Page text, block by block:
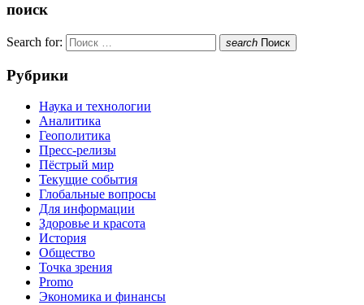
поиск
Search for: search Поиск
Рубрики
Наука и технологии
Аналитика
Геополитика
Пресс-релизы
Пёстрый мир
Текущие события
Глобальные вопросы
Для информации
Здоровье и красота
История
Общество
Точка зрения
Promo
Экономика и финансы